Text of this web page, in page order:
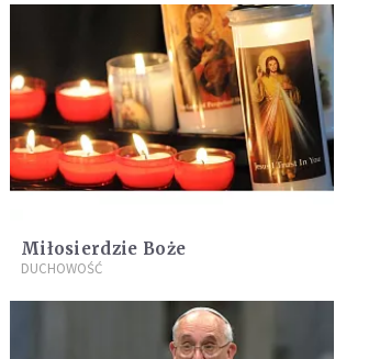
Miłosierdzie Boże
DUCHOWOŚĆ